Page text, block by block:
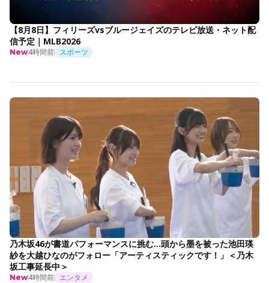
【8月8日】フィリーズvsブルージェイズのテレビ放送・ネット配
信予定｜MLB2026
New4時間前 スポーツ
乃木坂46が書道パフォーマンスに挑む…頭から墨を被った池田瑛
紗を大越ひなのがフォロー「アーティスティックです！」＜乃木
坂工事延長中＞
New4時間前 エンタメ